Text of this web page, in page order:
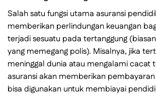
Salah satu fungsi utama asuransi
memberikan perlindungan keuangan
terjadi sesuatu pada tertanggung
yang memegang polis). Misalnya, jika
meninggal dunia atau mengalami cacat
asuransi akan memberikan
bisa digunakan untuk membiayai